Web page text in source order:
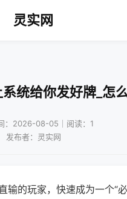
灵实网
统给你发好牌_怎
：2026-08-05｜阅读：1
发布者：灵实网
的玩家，快速成为一个“